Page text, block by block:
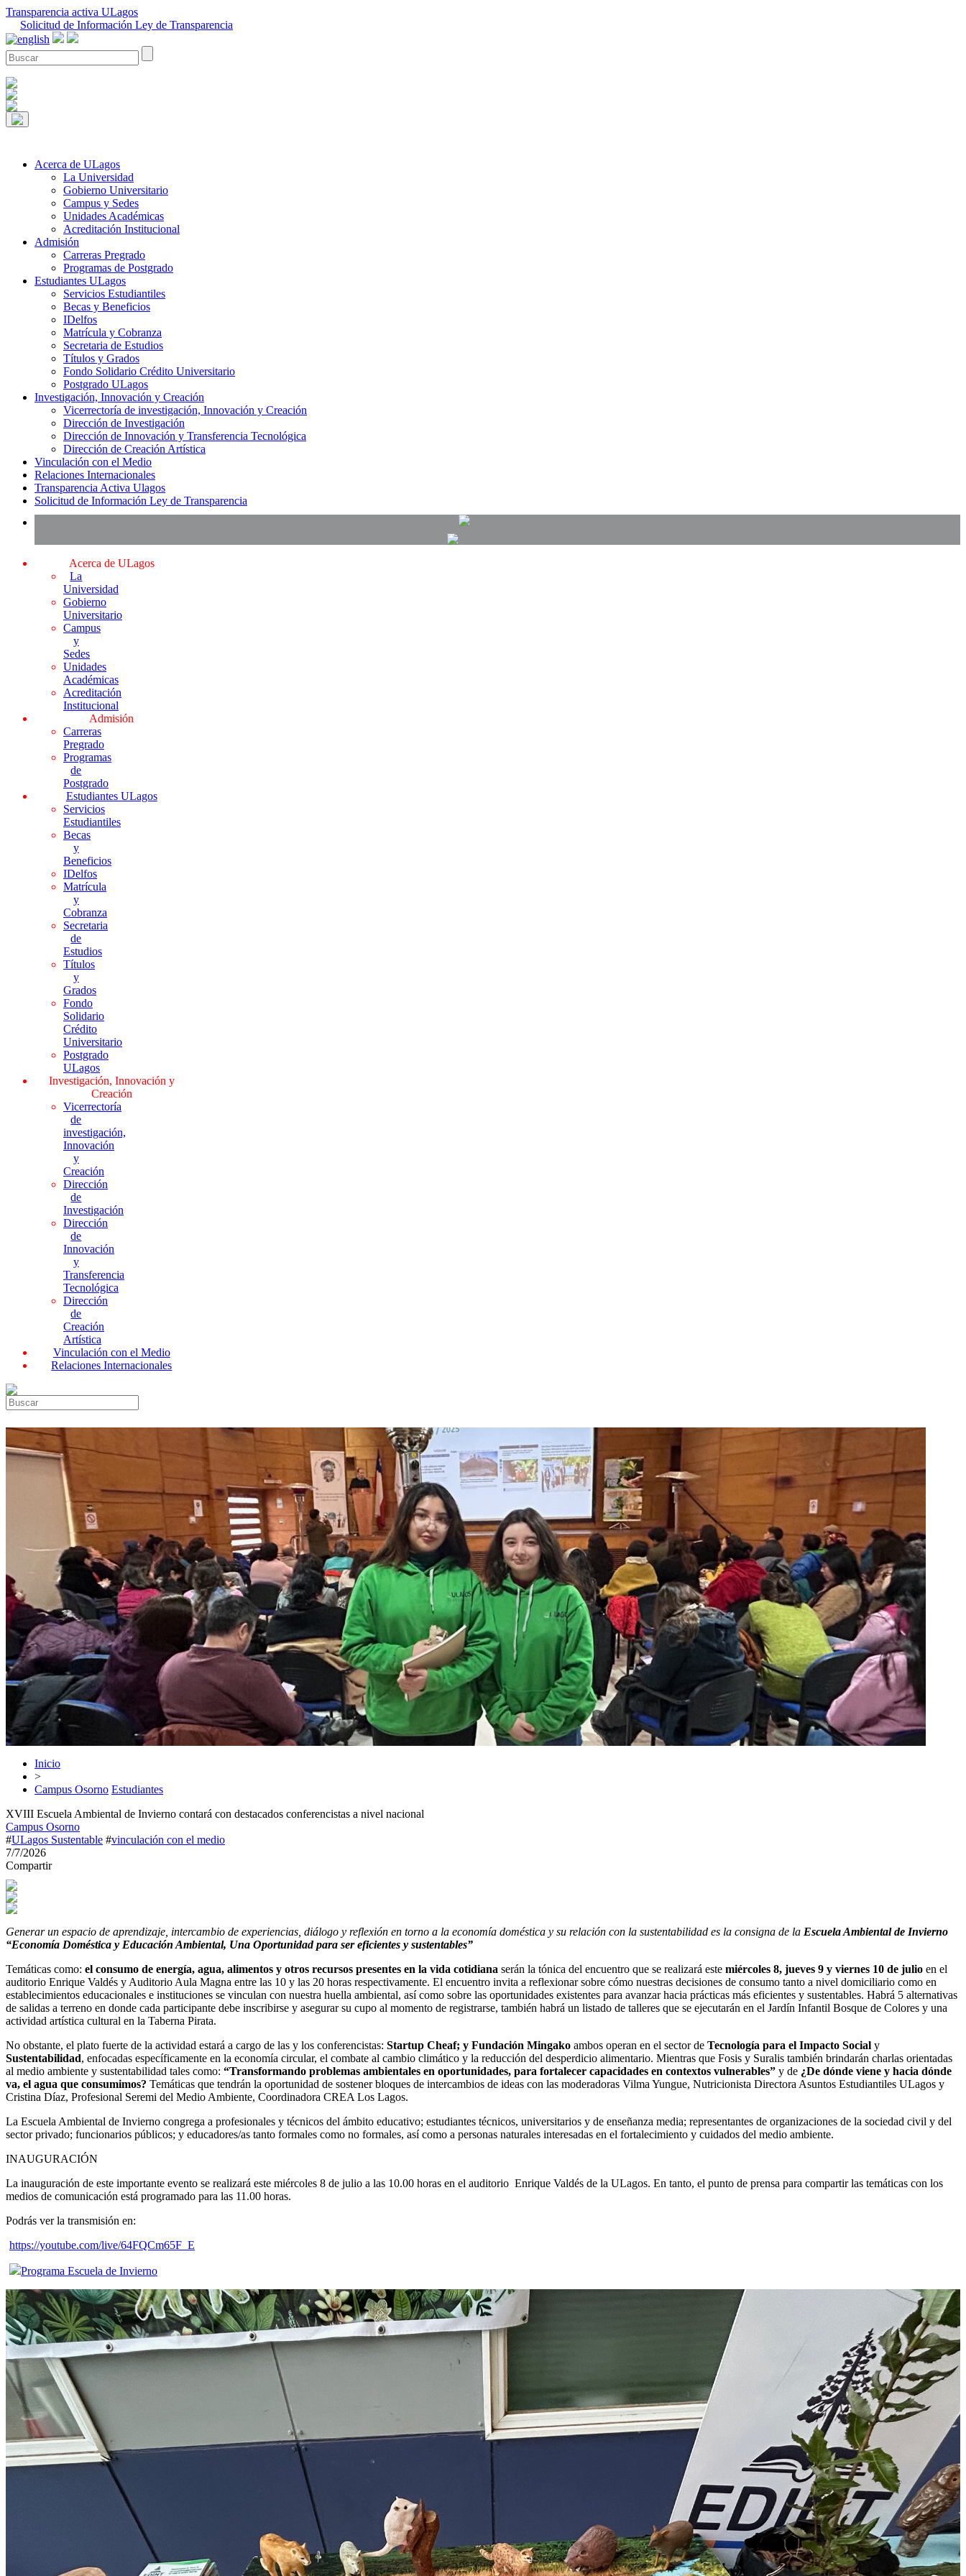
Transparencia activa ULagos
Solicitud de Información Ley de Transparencia
Acerca de ULagos
La Universidad
Gobierno Universitario
Campus y Sedes
Unidades Académicas
Acreditación Institucional
Admisión
Carreras Pregrado
Programas de Postgrado
Estudiantes ULagos
Servicios Estudiantiles
Becas y Beneficios
IDelfos
Matrícula y Cobranza
Secretaria de Estudios
Títulos y Grados
Fondo Solidario Crédito Universitario
Postgrado ULagos
Investigación, Innovación y Creación
Vicerrectoría de investigación, Innovación y Creación
Dirección de Investigación
Dirección de Innovación y Transferencia Tecnológica
Dirección de Creación Artística
Vinculación con el Medio
Relaciones Internacionales
Transparencia Activa Ulagos
Solicitud de Información Ley de Transparencia
Acerca de ULagos
La
Universidad
Gobierno
Universitario
Campus
y
Sedes
Unidades
Académicas
Acreditación
Institucional
Admisión
Carreras
Pregrado
Programas
de
Postgrado
Estudiantes ULagos
Servicios
Estudiantiles
Becas
y
Beneficios
IDelfos
Matrícula
y
Cobranza
Secretaria
de
Estudios
Títulos
y
Grados
Fondo
Solidario
Crédito
Universitario
Postgrado
ULagos
Investigación, Innovación y
Creación
Vicerrectoría
de
investigación,
Innovación
y
Creación
Dirección
de
Investigación
Dirección
de
Innovación
y
Transferencia
Tecnológica
Dirección
de
Creación
Artística
Vinculación con el Medio
Relaciones Internacionales
Inicio
>
Campus Osorno Estudiantes
XVIII Escuela Ambiental de Invierno contará con destacados conferencistas a nivel nacional
Campus Osorno
#ULagos Sustentable #vinculación con el medio
7/7/2026
Compartir
Generar un espacio de aprendizaje, intercambio de experiencias, diálogo y reflexión en torno a la economía doméstica y su relación con la sustentabilidad es la consigna de la Escuela Ambiental de Invierno
“Economía Doméstica y Educación Ambiental, Una Oportunidad para ser eficientes y sustentables”
Temáticas como: el consumo de energía, agua, alimentos y otros recursos presentes en la vida cotidiana serán la tónica del encuentro que se realizará este miércoles 8, jueves 9 y viernes 10 de julio en el
auditorio Enrique Valdés y Auditorio Aula Magna entre las 10 y las 20 horas respectivamente. El encuentro invita a reflexionar sobre cómo nuestras decisiones de consumo tanto a nivel domiciliario como en
establecimientos educacionales e instituciones se vinculan con nuestra huella ambiental, así como sobre las oportunidades existentes para avanzar hacia prácticas más eficientes y sustentables. Habrá 5 alternativas
de salidas a terreno en donde cada participante debe inscribirse y asegurar su cupo al momento de registrarse, también habrá un listado de talleres que se ejecutarán en el Jardín Infantil Bosque de Colores y una
actividad artística cultural en la Taberna Pirata.
No obstante, el plato fuerte de la actividad estará a cargo de las y los conferencistas: Startup Cheaf; y Fundación Mingako ambos operan en el sector de Tecnología para el Impacto Social y
Sustentabilidad, enfocadas específicamente en la economía circular, el combate al cambio climático y la reducción del desperdicio alimentario. Mientras que Fosis y Suralis también brindarán charlas orientadas
al medio ambiente y sustentabilidad tales como: “Transformando problemas ambientales en oportunidades, para fortalecer capacidades en contextos vulnerables” y de ¿De dónde viene y hacia dónde
va, el agua que consumimos? Temáticas que tendrán la oportunidad de sostener bloques de intercambios de ideas con las moderadoras Vilma Yungue, Nutricionista Directora Asuntos Estudiantiles ULagos y
Cristina Díaz, Profesional Seremi del Medio Ambiente, Coordinadora CREA Los Lagos.
La Escuela Ambiental de Invierno congrega a profesionales y técnicos del ámbito educativo; estudiantes técnicos, universitarios y de enseñanza media; representantes de organizaciones de la sociedad civil y del
sector privado; funcionarios públicos; y educadores/as tanto formales como no formales, así como a personas naturales interesadas en el fortalecimiento y cuidados del medio ambiente.
INAUGURACIÓN
La inauguración de este importante evento se realizará este miércoles 8 de julio a las 10.00 horas en el auditorio Enrique Valdés de la ULagos. En tanto, el punto de prensa para compartir las temáticas con los
medios de comunicación está programado para las 11.00 horas.
Podrás ver la transmisión en:
https://youtube.com/live/64FQCm65F_E
Programa Escuela de Invierno